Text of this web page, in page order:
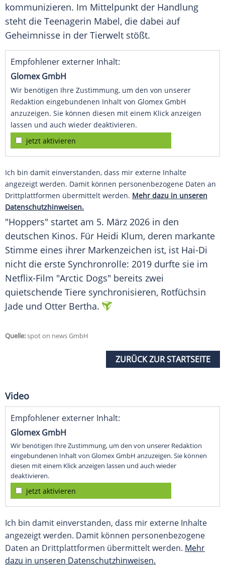
kommunizieren. Im Mittelpunkt der Handlung
steht die Teenagerin Mabel, die dabei auf
Geheimnisse in der Tierwelt stößt.
Empfohlener externer Inhalt:
Glomex GmbH
Wir benötigen Ihre Zustimmung, um den von unserer
Redaktion eingebundenen Inhalt von Glomex GmbH
anzuzeigen. Sie können diesen mit einem Klick anzeigen
lassen und auch wieder deaktivieren.
jetzt aktivieren
Ich bin damit einverstanden, dass mir externe Inhalte
angezeigt werden. Damit können personenbezogene Daten an
Drittplattformen übermittelt werden. Mehr dazu in unseren
Datenschutzhinweisen.
"Hoppers" startet am 5. März 2026 in den
deutschen Kinos. Für Heidi Klum, deren markante
Stimme eines ihrer Markenzeichen ist, ist Hai-Di
nicht die erste Synchronrolle: 2019 durfte sie im
Netflix-Film "Arctic Dogs" bereits zwei
quietschende Tiere synchronisieren, Rotfüchsin
Jade und Otter Bertha.
Quelle:spot on news GmbH
ZURÜCK ZUR STARTSEITE
Video
Empfohlener externer Inhalt:
Glomex GmbH
Wir benötigen Ihre Zustimmung, um den von unserer Redaktion
eingebundenen Inhalt von Glomex GmbH anzuzeigen. Sie können
diesen mit einem Klick anzeigen lassen und auch wieder
deaktivieren.
jetzt aktivieren
Ich bin damit einverstanden, dass mir externe Inhalte
angezeigt werden. Damit können personenbezogene
Daten an Drittplattformen übermittelt werden. Mehr
dazu in unseren Datenschutzhinweisen.